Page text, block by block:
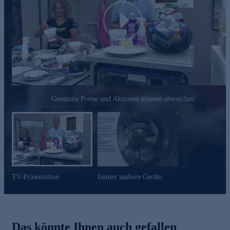
Schmutz- und Seifenrückstände
beugt Ablagerungen vor
ideal für alle wasserführenden Haushaltgeräte, wie
Waschmaschine, Geschirrspüler, Kaffeemaschine,
Espressomaschine, Kaffeevollautomaten, Wasserkocher,
Bügeleisen und Töpfe
das Power Powder hat eine exzellente Reinigungsleistung,
kann mit Wasser verdünnt angemischt auch anderweitig
eingesetzt werden
Gleich online bestellen.
Play
Genannte Preise und Aktionen können abweichen
TV-Präsentation Immer saubere Geräte.
Das könnte Ihnen auch gefallen